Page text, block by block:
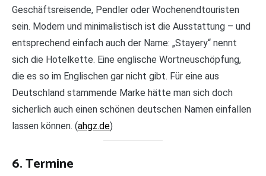
Geschäftsreisende, Pendler oder Wochenendtouristen
sein. Modern und minimalistisch ist die Ausstattung – und
entsprechend einfach auch der Name: „Stayery“ nennt
sich die Hotelkette. Eine englische Wortneuschöpfung,
die es so im Englischen gar nicht gibt. Für eine aus
Deutschland stammende Marke hätte man sich doch
sicherlich auch einen schönen deutschen Namen einfallen
lassen können. (ahgz.de)
6. Termine